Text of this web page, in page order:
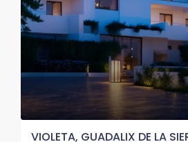
VIOLETA, GUADALIX DE LA